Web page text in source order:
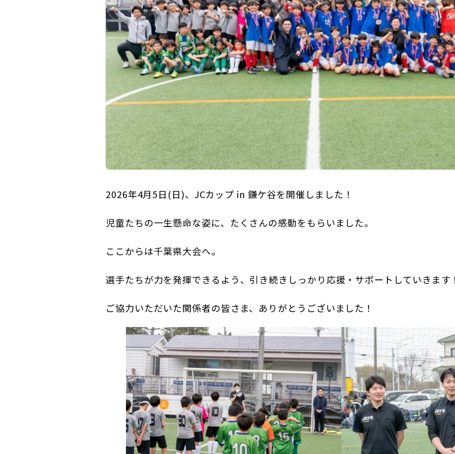
2026年4月5日(日)、JCカップ in 鎌ケ谷を開催しました！
児童たちの一生懸命な姿に、たくさんの感動をもらいました。
ここからは千葉県大会へ。
選手たちが力を発揮できるよう、引き続きしっかり応援・サポートしていきます
ご協力いただいた関係者の皆さま、ありがとうございました！